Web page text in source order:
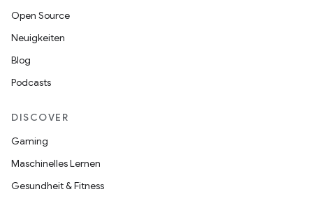
Open Source
Neuigkeiten
Blog
Podcasts
DISCOVER
Gaming
Maschinelles Lernen
Gesundheit & Fitness